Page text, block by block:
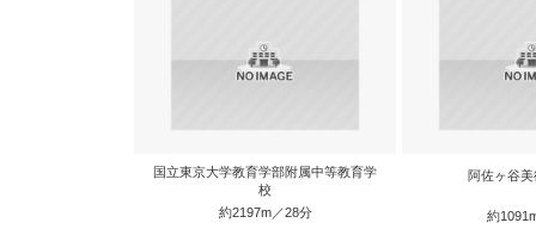
国立東京大学教育学部附属中等教育学
校
約2197m／28分
阿佐ヶ谷
約